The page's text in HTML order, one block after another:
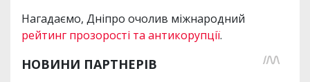
Нагадаємо, Дніпро очолив міжнародний
рейтинг прозорості та антикорупції.